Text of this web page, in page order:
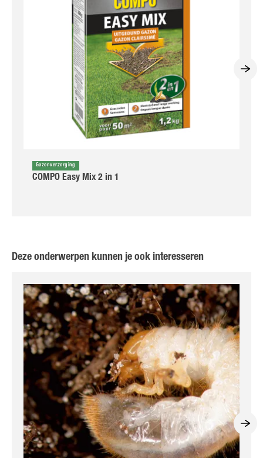
Gazonverzorging
COMPO Easy Mix 2 in 1
Deze onderwerpen kunnen je ook interesseren